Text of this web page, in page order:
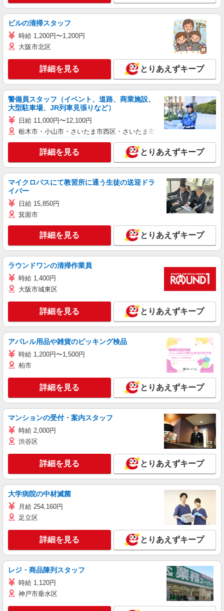
ビルの清掃スタッフ
時給 1,200円〜1,200円
大阪市北区
詳細を見る とりあえずキープ
警備員スタッフ（イベント、道路、商業施設、
大型駐車場、JR列車見張りなど）
日給 11,000円〜12,100円
栃木市・小山市・さいたま市西区・さいたま市岩槻区・久喜市・蓮田
詳細を見る とりあえずキープ
マイクロバスにて教習所に通う生徒の送迎ドラ
イバー
日給 15,850円
箕面市
詳細を見る とりあえずキープ
ラウンドワンの清掃作業員
時給 1,400円
大阪市城東区
詳細を見る とりあえずキープ
アパレル用品や雑貨のピッキング検品
時給 1,200円〜1,500円
柏市
詳細を見る とりあえずキープ
マンションの受付・案内スタッフ
時給 2,000円
渋谷区
詳細を見る とりあえずキープ
大学病院の中材滅菌
月給 254,160円
足立区
詳細を見る とりあえずキープ
レジ・商品陳列スタッフ
時給 1,120円
神戸市垂水区